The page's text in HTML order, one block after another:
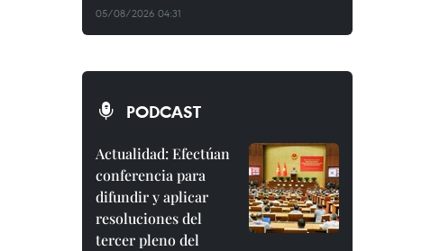
05/08/2026 04:31
PODCAST
Actualidad: Efectúan
conferencia para
difundir y aplicar
resoluciones del
tercer pleno del